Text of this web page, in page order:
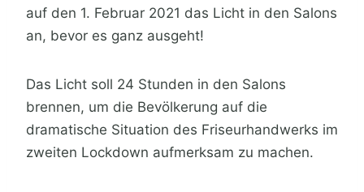
auf den 1. Februar 2021 das Licht in den Salons
an, bevor es ganz ausgeht!
Das Licht soll 24 Stunden in den Salons
brennen, um die Bevölkerung auf die
dramatische Situation des Friseurhandwerks im
zweiten Lockdown aufmerksam zu machen.